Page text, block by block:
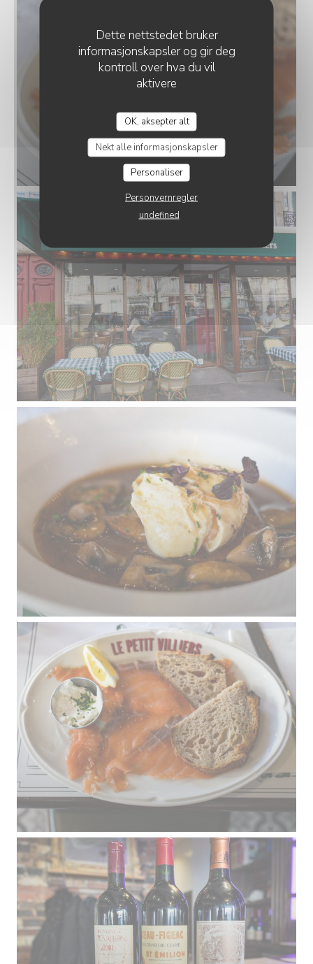
Dette nettstedet bruker
informasjonskapsler og gir deg
kontroll over hva du vil
aktivere
OK, aksepter alt
Nekt alle informasjonskapsler
Personaliser
Personvernregler
undefined
LE PETIT VILLIERS